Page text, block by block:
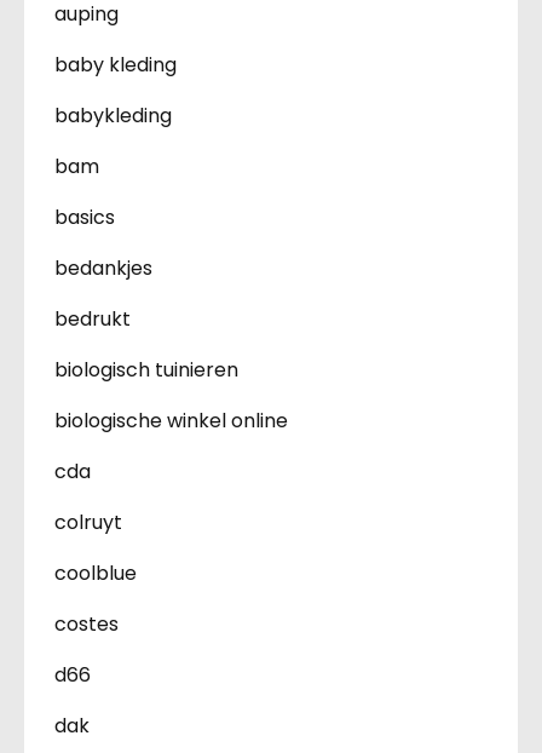
auping
baby kleding
babykleding
bam
basics
bedankjes
bedrukt
biologisch tuinieren
biologische winkel online
cda
colruyt
coolblue
costes
d66
dak